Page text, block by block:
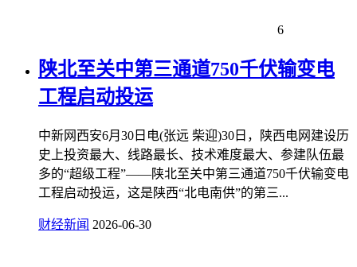
6
陕北至关中第三通道750千伏输变电
工程启动投运
中新网西安6月30日电(张远 柴迎)30日，陕西电网建设历
史上投资最大、线路最长、技术难度最大、参建队伍最
多的“超级工程”——陕北至关中第三通道750千伏输变电
工程启动投运，这是陕西“北电南供”的第三...
财经新闻 2026-06-30